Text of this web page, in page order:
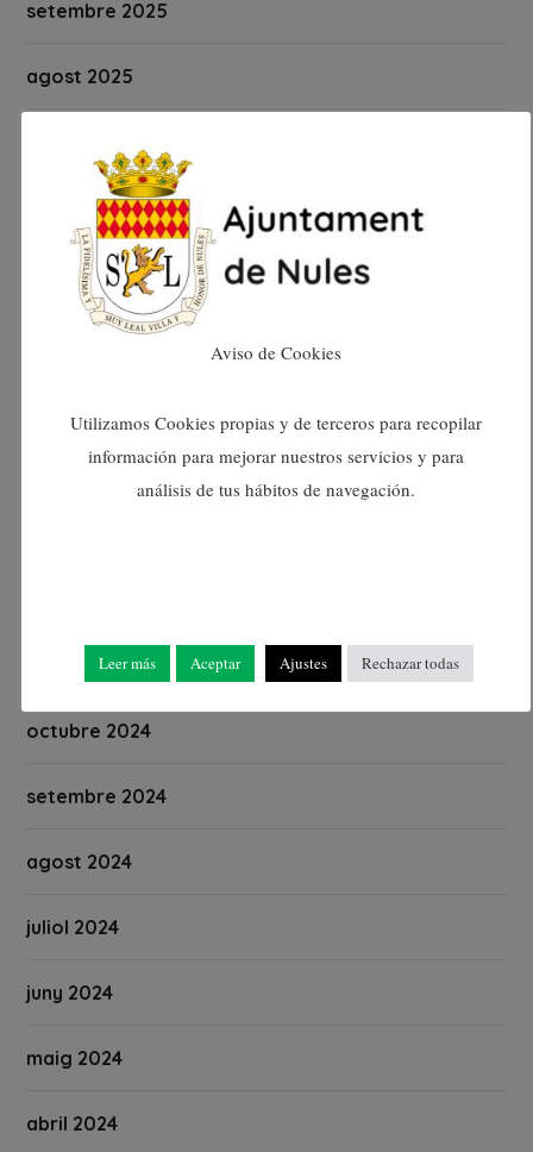
setembre 2025
agost 2025
juny 2025
maig 2025
abril 2025
febrer 2025
novembre 2024
octubre 2024
setembre 2024
agost 2024
juliol 2024
juny 2024
maig 2024
abril 2024
Aviso de Cookies
Utilizamos Cookies propias y de terceros para recopilar
información para mejorar nuestros servicios y para
análisis de tus hábitos de navegación.
Leer más Aceptar Ajustes Rechazar todas